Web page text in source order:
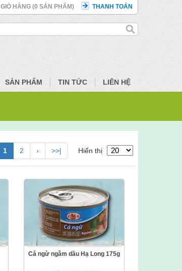
GIỎ HÀNG (0 SẢN PHẨM) THANH TOÁN
SẢN PHẨM TIN TỨC LIÊN HỆ
Hiển thị
1 2 › >>|
Cá ngừ ngâm dầu Hạ Long 175g